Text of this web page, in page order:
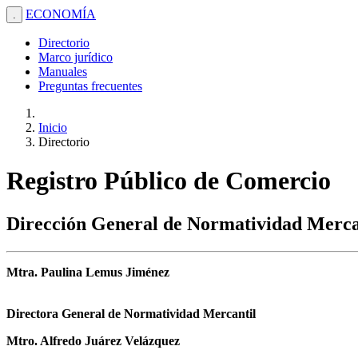
. ECONOMÍA
Directorio
Marco jurídico
Manuales
Preguntas frecuentes
Inicio
Directorio
Registro Público de Comercio
Dirección General de Normatividad
Mtra. Paulina Lemus Jiménez
Directora General de Normatividad Mercantil
Mtro. Alfredo Juárez Velázquez